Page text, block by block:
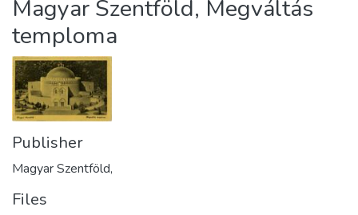
Statistics
About us
Magyar Szentföld, Megváltás
temploma
Publisher
Magyar Szentföld,
Files